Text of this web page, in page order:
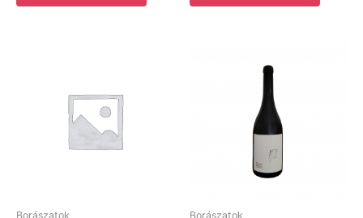
Borászatok Borászatok